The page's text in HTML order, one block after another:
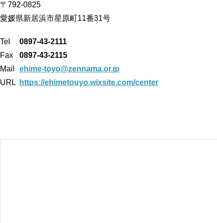
〒792-0825
愛媛県新居浜市星原町11番31号
Tel
0897-43-2111
Fax
0897-43-2115
Mail
ehime-toyo@zennama.or.jp
URL
https://ehimetouyo.wixsite.com/center